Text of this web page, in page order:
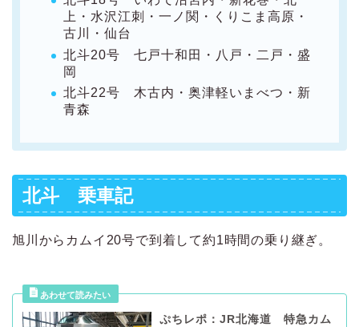
上・水沢江刺・一ノ関・くりこま高原・
古川・ 仙台
北斗20号 七戸十和田・八戸・二戸・盛
岡
北斗22号 木古内・奥津軽いまべつ・新
青森
北斗 乗車記
旭川からカムイ20号で到着して約1時間の乗り継ぎ。
ぷちレポ：JR北海道 特急カム